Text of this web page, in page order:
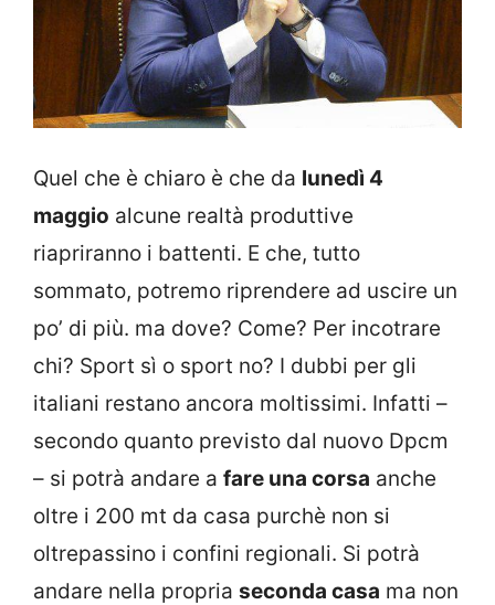
Quel che è chiaro è che da lunedì 4
maggio alcune realtà produttive
riapriranno i battenti. E che, tutto
sommato, potremo riprendere ad uscire un
po’ di più. ma dove? Come? Per incotrare
chi? Sport sì o sport no? I dubbi per gli
italiani restano ancora moltissimi. Infatti –
secondo quanto previsto dal nuovo Dpcm
– si potrà andare a fare una corsa anche
oltre i 200 mt da casa purchè non si
oltrepassino i confini regionali. Si potrà
andare nella propria seconda casa ma non